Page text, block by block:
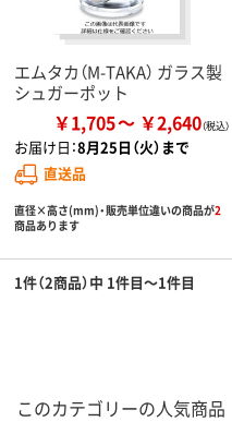
エムタカ（M-TAKA） ガラス製
シュガーポット
￥1,705 ￥2,640
お届け日：8月25日（火）まで
直送品
直径×高さ(mm)・販売単位違いの商品が2
商品あります
1件（2商品）中 1件目～1件目
このカテゴリーの人気商品